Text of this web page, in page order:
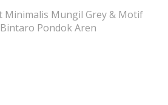
Minimalis Mungil Grey & Motif
Pondok Aren